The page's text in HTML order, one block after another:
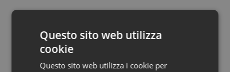
Quotidiano Pediatria
Rene & patologie urogenitali
Potrebbe interessarti in
Lettere al direttore
Questo sito web utilizza
cookie
Questo sito web utilizza i cookie per